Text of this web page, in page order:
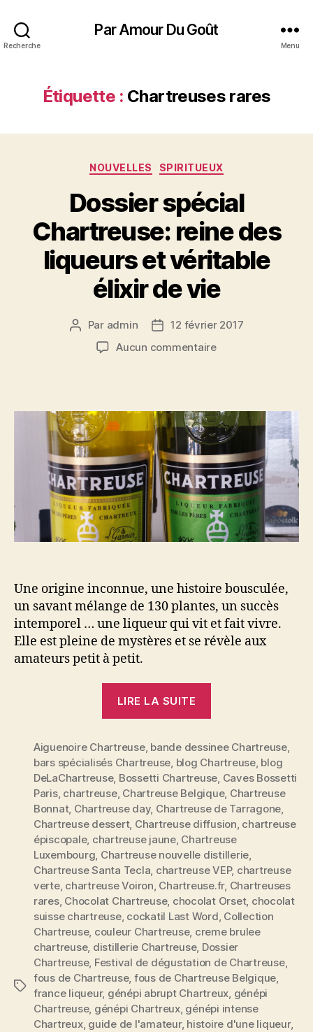
Recherche
Par Amour Du Goût
Menu
Étiquette : Chartreuses rares
Catégories
NOUVELLES SPIRITUEUX
Dossier spécial
Chartreuse: reine des
liqueurs et véritable
élixir de vie
Auteur
l’article
Par admin
Date12 février 2017
Aucun commentairesur
des
liqueurs
et
véritable
élixir
de
vie
Une origine inconnue, une histoire bousculée,
un savant mélange de 130 plantes, un succès
intemporel … une liqueur qui vit et fait vivre.
Elle est pleine de mystères et se révèle aux
amateurs petit à petit.
LIRE LA SUITE
reine
des
liqueurs
et
véritable
élixir
de
vie »
Étiquettes
Aiguenoire Chartreuse, bande dessinee Chartreuse,
bars spécialisés Chartreuse, blog Chartreuse, blog
DeLaChartreuse, Bossetti Chartreuse, Caves Bossetti
Paris, chartreuse, Chartreuse Belgique, Chartreuse
Bonnat, Chartreuse day, Chartreuse de Tarragone,
Chartreuse dessert, Chartreuse diffusion, chartreuse
épiscopale, chartreuse jaune, Chartreuse
Luxembourg, Chartreuse nouvelle distillerie,
Chartreuse Santa Tecla, chartreuse VEP, chartreuse
verte, chartreuse Voiron, Chartreuse.fr, Chartreuses
rares, Chocolat Chartreuse, chocolat Orset, chocolat
suisse chartreuse, cockatil Last Word, Collection
Chartreuse, couleur Chartreuse, creme brulee
chartreuse, distillerie Chartreuse, Dossier
Chartreuse, Festival de dégustation de Chartreuse,
fous de Chartreuse, fous de Chartreuse Belgique,
france liqueur, génépi abrupt Chartreux, génépi
Chartreuse, génépi Chartreux, génépi intense
Chartreux, guide de l'amateur, histoire d'une liqueur,